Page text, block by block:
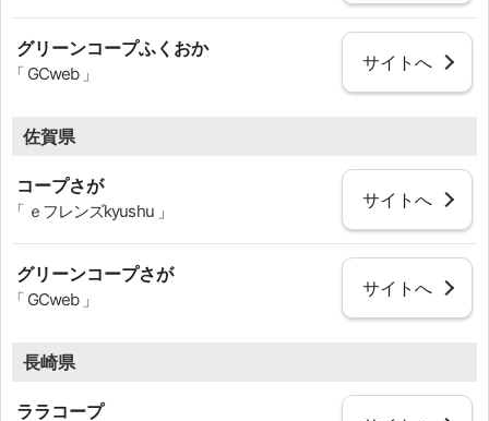
グリーンコープふくおか
「 GCweb 」
サイトへ
佐賀県
コープさが
「 ｅフレンズkyushu 」
サイトへ
グリーンコープさが
「 GCweb 」
サイトへ
長崎県
ララコープ